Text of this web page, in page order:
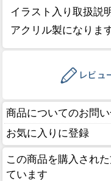
イラスト入り取扱説
アクリル製になりま
商品についてのお問
お気に入りに登録
この商品を購入され
ています